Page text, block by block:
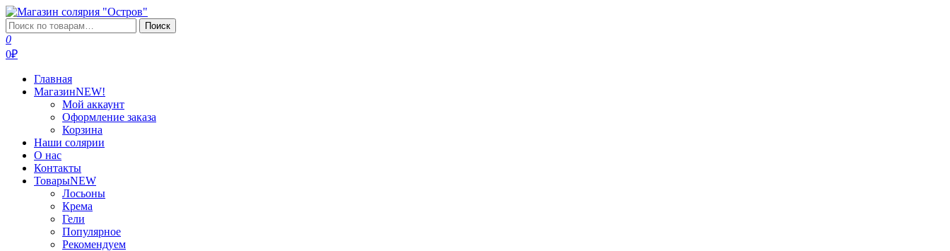
Перейти
к
содержимому
Магазин солярия "Остров"
Профессиональная косметика для загара
Искать: Поиск
0
0₽
Главная
МагазинNEW!
Мой аккаунт
Оформление заказа
Корзина
Наши солярии
О нас
Контакты
ТоварыNEW
Лосьоны
Крема
Гели
Популярное
Рекомендуем